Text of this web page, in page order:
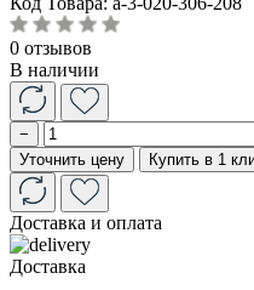
0 отзывов
В наличии
−
Уточнить цену
Купить в 1
Доставка и оплата
Доставка